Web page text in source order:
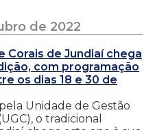
de 2022
Corais de Jundiaí chega
com programação
os dias 18 e 30 de
Unidade de Gestão
o tradicional